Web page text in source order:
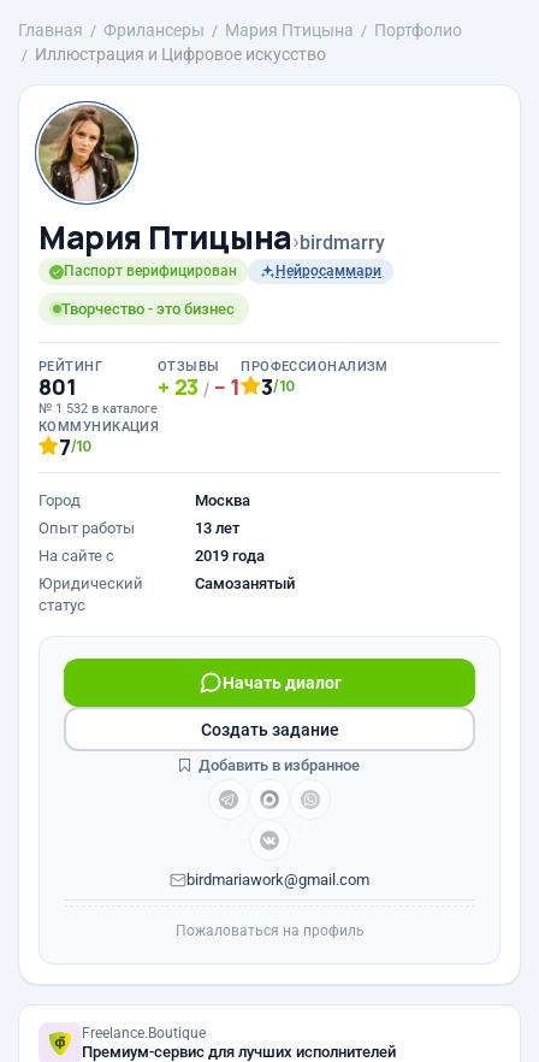
Главная Фрилансеры Мария Птицына
Портфолио
Иллюстрация и Цифровое искусство
Мария Птицына›birdmarry
Паспорт верифицирован Нейросаммари
Творчество - это бизнес
РЕЙТИНГ
801
№ 1 532 в каталоге
ОТЗЫВЫ
23 / 1
ПРОФЕССИОНАЛИЗМ
3/10
КОММУНИКАЦИЯ
7/10
Город
Москва
Опыт работы
13 лет
На сайте с
2019 года
Юридический
статус
Самозанятый
Начать диалог
birdmariawork@gmail.com
Создать задание
Добавить в избранное
Пожаловаться на профиль
Freelance.Boutique
Премиум-сервис для лучших исполнителей